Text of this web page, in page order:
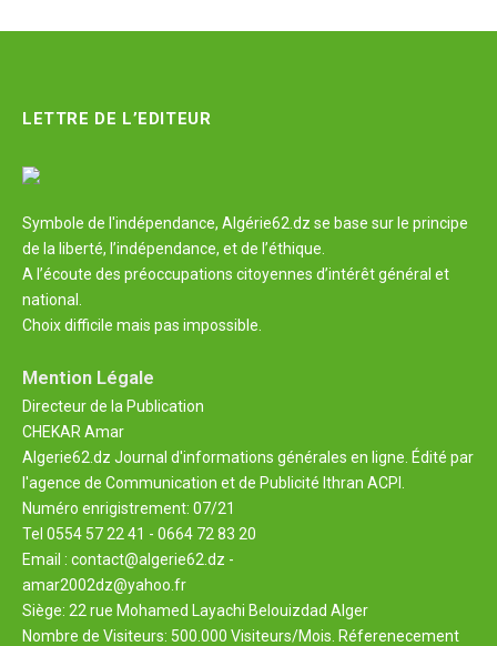
LETTRE DE L’EDITEUR
Symbole de l'indépendance, Algérie62.dz se base sur le principe
de la liberté, l’indépendance, et de l’éthique.
A l’écoute des préoccupations citoyennes d’intérêt général et
national.
Choix difficile mais pas impossible.
Mention Légale
Directeur de la Publication
CHEKAR Amar
Algerie62.dz Journal d'informations générales en ligne. Édité par
l'agence de Communication et de Publicité Ithran ACPI.
Numéro enrigistrement: 07/21
Tel 0554 57 22 41 - 0664 72 83 20
Email : contact@algerie62.dz -
amar2002dz@yahoo.fr
Siège: 22 rue Mohamed Layachi Belouizdad Alger
Nombre de Visiteurs: 500.000 Visiteurs/Mois. Réferenecement